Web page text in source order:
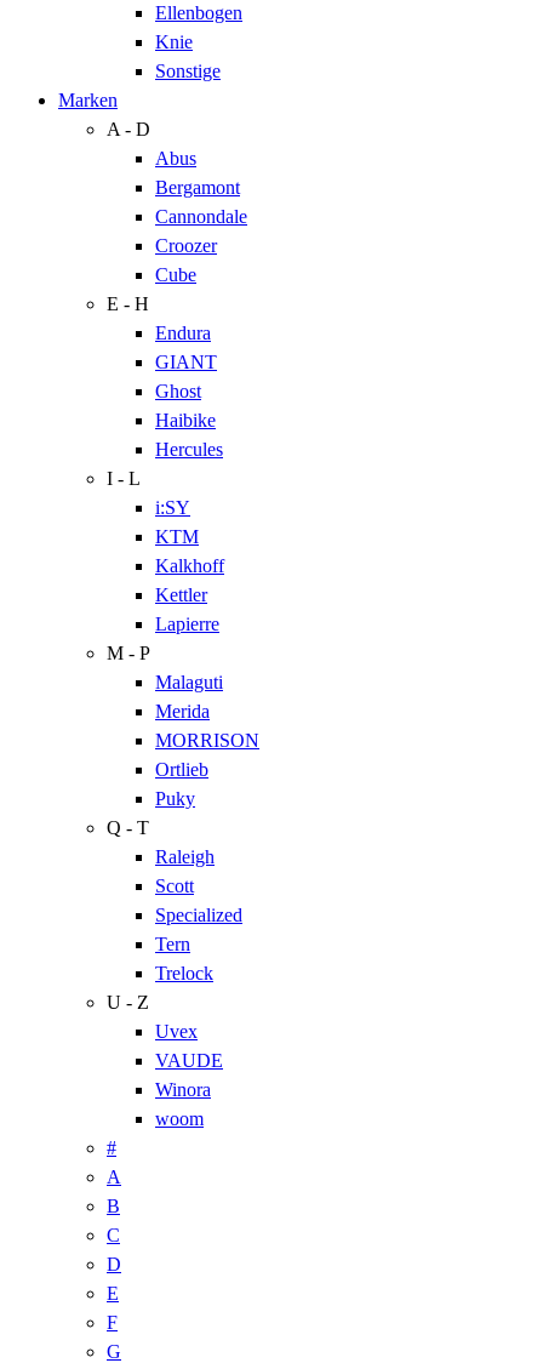
Ellenbogen
Knie
Sonstige
Marken
A - D
Abus
Bergamont
Cannondale
Croozer
Cube
E - H
Endura
GIANT
Ghost
Haibike
Hercules
I - L
i:SY
KTM
Kalkhoff
Kettler
Lapierre
M - P
Malaguti
Merida
MORRISON
Ortlieb
Puky
Q - T
Raleigh
Scott
Specialized
Tern
Trelock
U - Z
Uvex
VAUDE
Winora
woom
#
A
B
C
D
E
F
G